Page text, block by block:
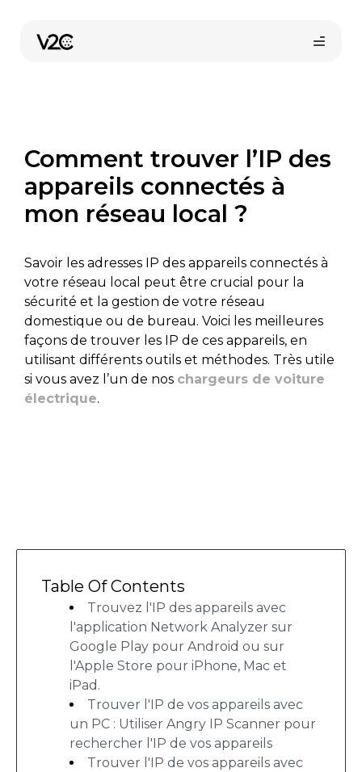
contenu
Trouvez votre installateur
Comment trouver l’IP des
appareils connectés à
mon réseau local ?
Savoir les adresses IP des appareils connectés à
votre réseau local peut être crucial pour la
sécurité et la gestion de votre réseau
domestique ou de bureau. Voici les meilleures
façons de trouver les IP de ces appareils, en
utilisant différents outils et méthodes. Très utile
si vous avez l’un de nos chargeurs de voiture
électrique.
Table Of Contents
Trouvez l'IP des appareils avec
l'application Network Analyzer sur
Google Play pour Android ou sur
l'Apple Store pour iPhone, Mac et
iPad.
Trouver l'IP de vos appareils avec
un PC : Utiliser Angry IP Scanner pour
rechercher l'IP de vos appareils
Trouver l'IP de vos appareils avec